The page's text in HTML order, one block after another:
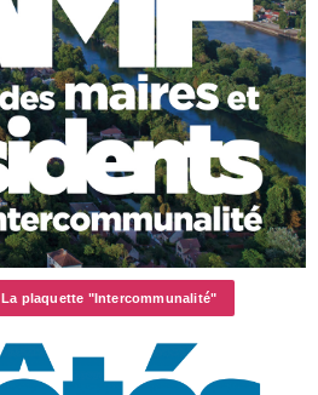
La plaquette "Intercommunalité"